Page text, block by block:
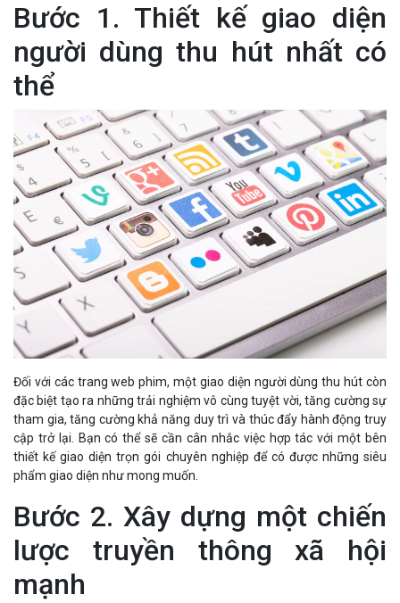
Bước 1. Thiết kế giao diện
người dùng thu hút nhất có
thể
Đối với các trang web phim, một giao diện người dùng thu hút còn
đặc biệt tạo ra những trải nghiệm vô cùng tuyệt vời, tăng cường sự
tham gia, tăng cường khả năng duy trì và thúc đẩy hành động truy
cập trở lại. Bạn có thể sẽ cần cân nhắc việc hợp tác với một bên
thiết kế giao diện trọn gói chuyên nghiệp để có được những siêu
phẩm giao diện như mong muốn.
Bước 2. Xây dựng một chiến
lược truyền thông xã hội
mạnh